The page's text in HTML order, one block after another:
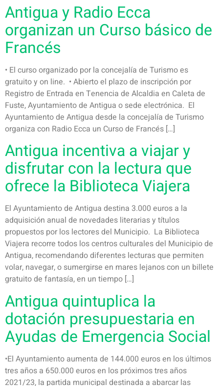
Antigua y Radio Ecca
organizan un Curso básico de
Francés
• El curso organizado por la concejalía de Turismo es
gratuito y on line. • Abierto el plazo de inscripción por
Registro de Entrada en Tenencia de Alcaldia en Caleta de
Fuste, Ayuntamiento de Antigua o sede electrónica. El
Ayuntamiento de Antigua desde la concejalía de Turismo
organiza con Radio Ecca un Curso de Francés […]
Antigua incentiva a viajar y
disfrutar con la lectura que
ofrece la Biblioteca Viajera
El Ayuntamiento de Antigua destina 3.000 euros a la
adquisición anual de novedades literarias y títulos
propuestos por los lectores del Municipio. La Biblioteca
Viajera recorre todos los centros culturales del Municipio de
Antigua, recomendando diferentes lecturas que permiten
volar, navegar, o sumergirse en mares lejanos con un billete
gratuito de fantasía, en un tiempo […]
Antigua quintuplica la
dotación presupuestaria en
Ayudas de Emergencia Social
•El Ayuntamiento aumenta de 144.000 euros en los últimos
tres años a 650.000 euros en los próximos tres años
2021/23, la partida municipal destinada a abarcar las